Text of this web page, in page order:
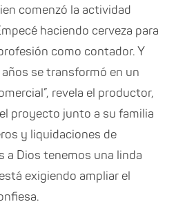
comenzó la actividad
haciendo cerveza para
como contador. Y
se transformó en un
revela el productor,
proyecto junto a su familia
y liquidaciones de
a Dios tenemos una linda
exigiendo ampliar el